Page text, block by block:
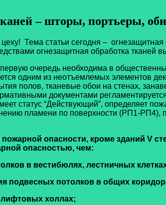
– шторы, портьеры,
Тема статьи сегодня – огнезащитная
огнезащитная обработка тканей
очередь необходима в
одним из неотъемлемых элементов
полов, тканевые обои на стенах,
документами
статус “Действующий”, определяет
пламени по поверхности (РП1-
опасности, кроме зданий V
опасностью, чем:
в вестибюлях, лестничных
подвесных потолков в общих
лифтовых холлах;